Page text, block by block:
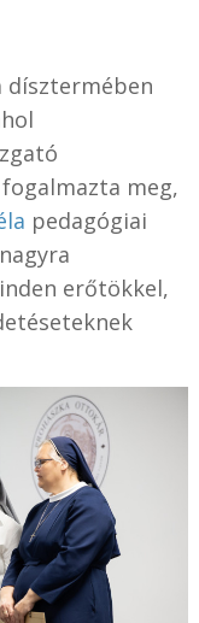
dísztermében
meg,
pedagógiai
erőtökkel,